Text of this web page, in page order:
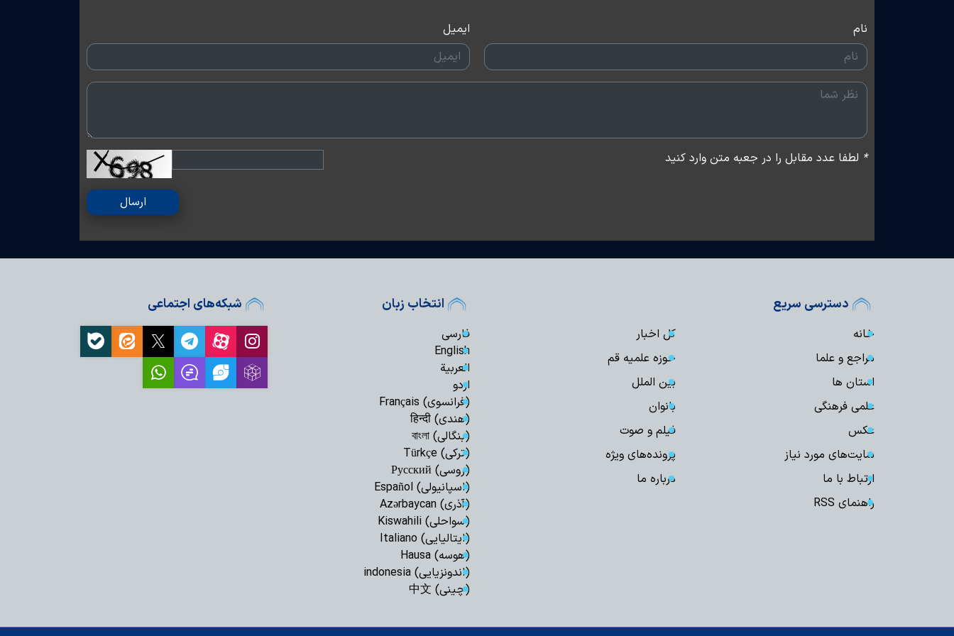
نام ایمیل
* لطفا عدد مقابل را در جعبه متن وارد کنید
ارسال
دسترسی سریع
خانه
کل اخبار
مراجع و علما
حوزه علمیه قم
استان ها
بین الملل
علمی فرهنگی
بانوان
عکس
فیلم و صوت
سایت‌های مورد نیاز
پرونده‌های ویژه
ارتباط با ما
درباره ما
راهنمای RSS
انتخاب زبان
فارسی
English
العربیة
اردو
(فرانسوی) Français
(هندی) हिन्दी
(بنگالی) বাংলা
(ترکی) Türkçe
(روسی) Русский
(اسپانیولی) Español
(آذری) Azərbaycan
(سواحلی) Kiswahili
(ایتالیایی) Italiano
(هوسه) Hausa
(اندونزیایی) indonesia
(چینی) 中文
شبکه‌های اجتماعی